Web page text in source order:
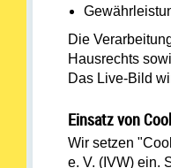
Die
Hausrechts
Das Live-Bild
Einsatz von
Wir setzen
e. V. (IVW) ein.